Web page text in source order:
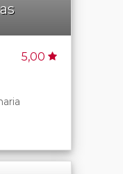
5,00